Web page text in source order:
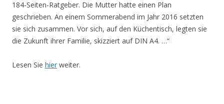
184-Seiten-Ratgeber. Die Mutter hatte einen Plan
geschrieben. An einem Sommerabend im Jahr 2016 setzten
sie sich zusammen. Vor sich, auf den Küchentisch, legten sie
die Zukunft ihrer Familie, skizziert auf DIN A4. …“
Lesen Sie hier weiter.